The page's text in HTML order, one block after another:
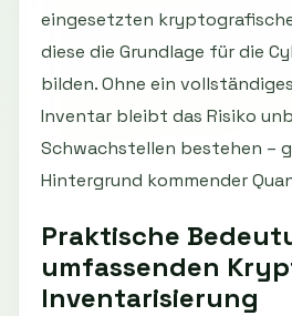
eingesetzten
diese die Grundlage für die
bilden. Ohne ein
Inventar bleibt das Risiko
Schwachstellen bestehen –
Hintergrund kommender
Praktische
umfassenden
Inventarisierung